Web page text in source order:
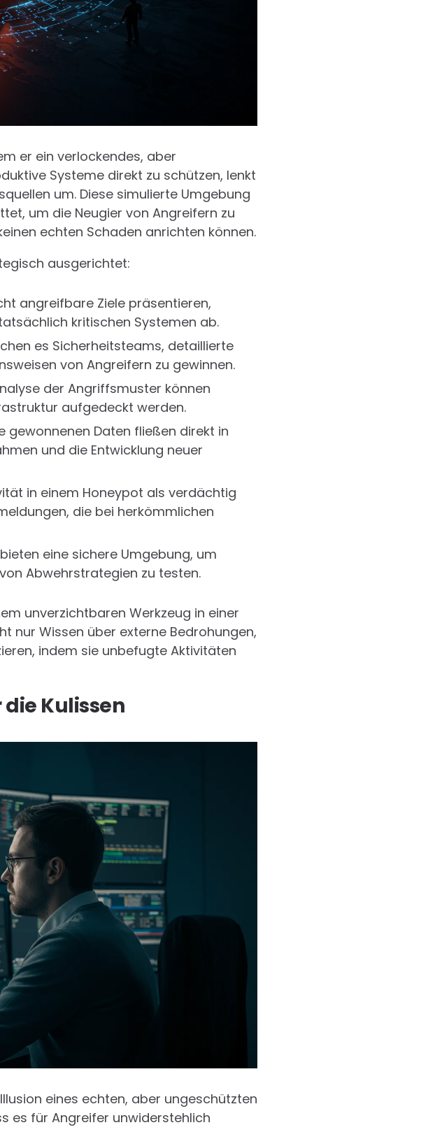
er ein verlockendes, aber
Systeme direkt zu schützen, lenkt
um. Diese simulierte Umgebung
um die Neugier von Angreifern zu
echten Schaden anrichten können.
ausgerichtet:
angreifbare Ziele präsentieren,
kritischen Systemen ab.
es Sicherheitsteams, detaillierte
von Angreifern zu gewinnen.
der Angriffsmuster können
aufgedeckt werden.
gewonnenen Daten fließen direkt in
und die Entwicklung neuer
in einem Honeypot als verdächtig
die bei herkömmlichen
eine sichere Umgebung, um
Abwehrstrategien zu testen.
unverzichtbaren Werkzeug in einer
nur Wissen über externe Bedrohungen,
indem sie unbefugte Aktivitäten
die Kulissen
eines echten, aber ungeschützten
es für Angreifer unwiderstehlich